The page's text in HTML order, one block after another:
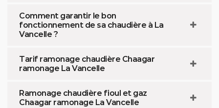
Comment garantir le bon
fonctionnement de sa chaudière à La
Vancelle ?
Tarif ramonage chaudière Chaagar
ramonage La Vancelle
Ramonage chaudière fioul et gaz
Chaagar ramonage La Vancelle